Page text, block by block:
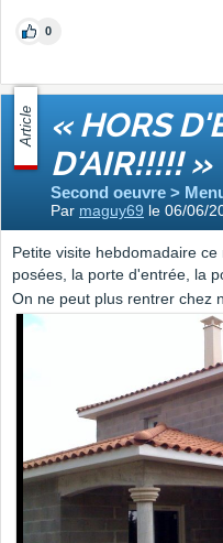
0
Article « HORS
D'AIR!!!!! »
Second oeuvre >
Par maguy69 le 06/06/
Petite visite hebdomadaire
posées, la porte d'entrée, la
On ne peut plus rentrer chez